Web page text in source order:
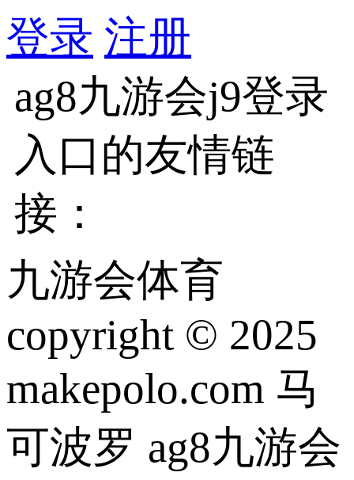
登录 注册
ag8九游会j9登录
入口的友情链
接：
九游会体育
copyright © 2025
makepolo.com 马
可波罗 ag8九游会